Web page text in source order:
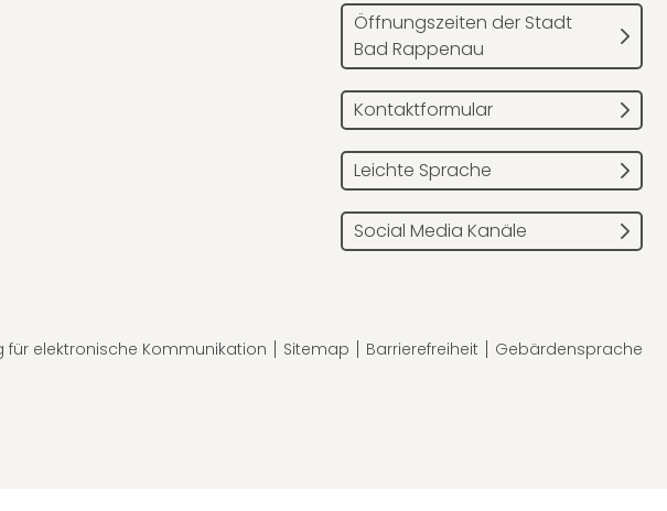
Öffnungszeiten der Stadt
Bad Rappenau
Kontaktformular
Leichte Sprache
Social Media Kanäle
für elektronische Kommunikation Sitemap Barrierefreiheit Gebärdensprache